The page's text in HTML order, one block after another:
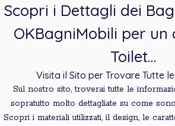
Scopri i Dettagli dei
OKBagniMobili per un
Toilet…
Visita il Sito per Trovare Tutte
Sul nostro sito, troverai tutte le
sopratutto molto dettagliate su come
Scopri i materiali utilizzati, il design, le